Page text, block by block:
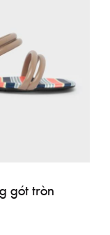
gót tròn